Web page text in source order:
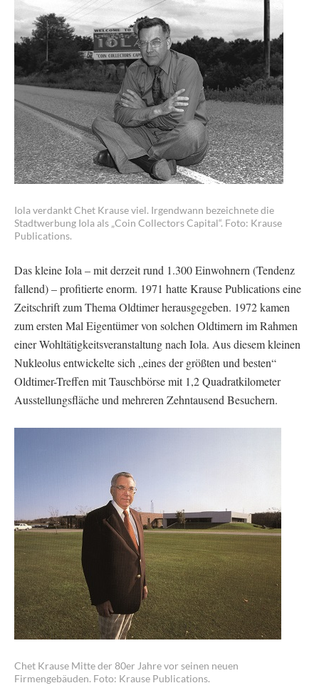
Iola verdankt Chet Krause viel. Irgendwann bezeichnete die
Stadtwerbung Iola als „Coin Collectors Capital“. Foto: Krause
Publications.
Das kleine Iola – mit derzeit rund 1.300 Einwohnern (Tendenz
fallend) – profitierte enorm. 1971 hatte Krause Publications eine
Zeitschrift zum Thema Oldtimer herausgegeben. 1972 kamen
zum ersten Mal Eigentümer von solchen Oldtimern im Rahmen
einer Wohltätigkeitsveranstaltung nach Iola. Aus diesem kleinen
Nukleolus entwickelte sich „eines der größten und besten“
Oldtimer-Treffen mit Tauschbörse mit 1,2 Quadratkilometer
Ausstellungsfläche und mehreren Zehntausend Besuchern.
Chet Krause Mitte der 80er Jahre vor seinen neuen
Firmengebäuden. Foto: Krause Publications.